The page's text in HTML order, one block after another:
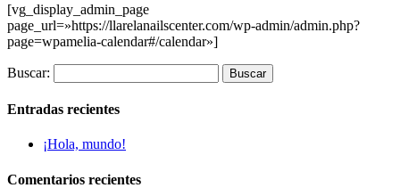
[vg_display_admin_page
page_url=»https://llarelanailscenter.com/wp-admin/admin.php?
page=wpamelia-calendar#/calendar»]
Buscar:
Entradas recientes
¡Hola, mundo!
Comentarios recientes